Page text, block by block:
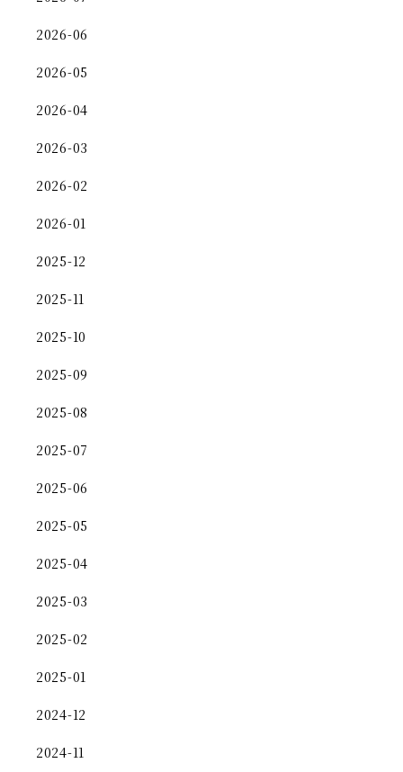
2026-06
2026-05
2026-04
2026-03
2026-02
2026-01
2025-12
2025-11
2025-10
2025-09
2025-08
2025-07
2025-06
2025-05
2025-04
2025-03
2025-02
2025-01
2024-12
2024-11